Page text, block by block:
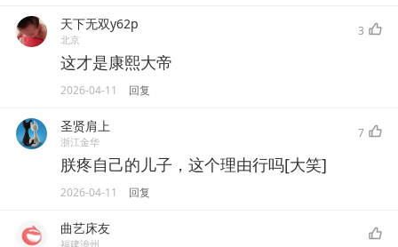
天下无双y62p
北京
3
这才是康熙大帝
2026-04-11 回复
圣贤肩上
浙江金华
7
朕疼自己的儿子，这个理由行吗[大笑]
2026-04-11 回复
曲艺床友
福建漳州